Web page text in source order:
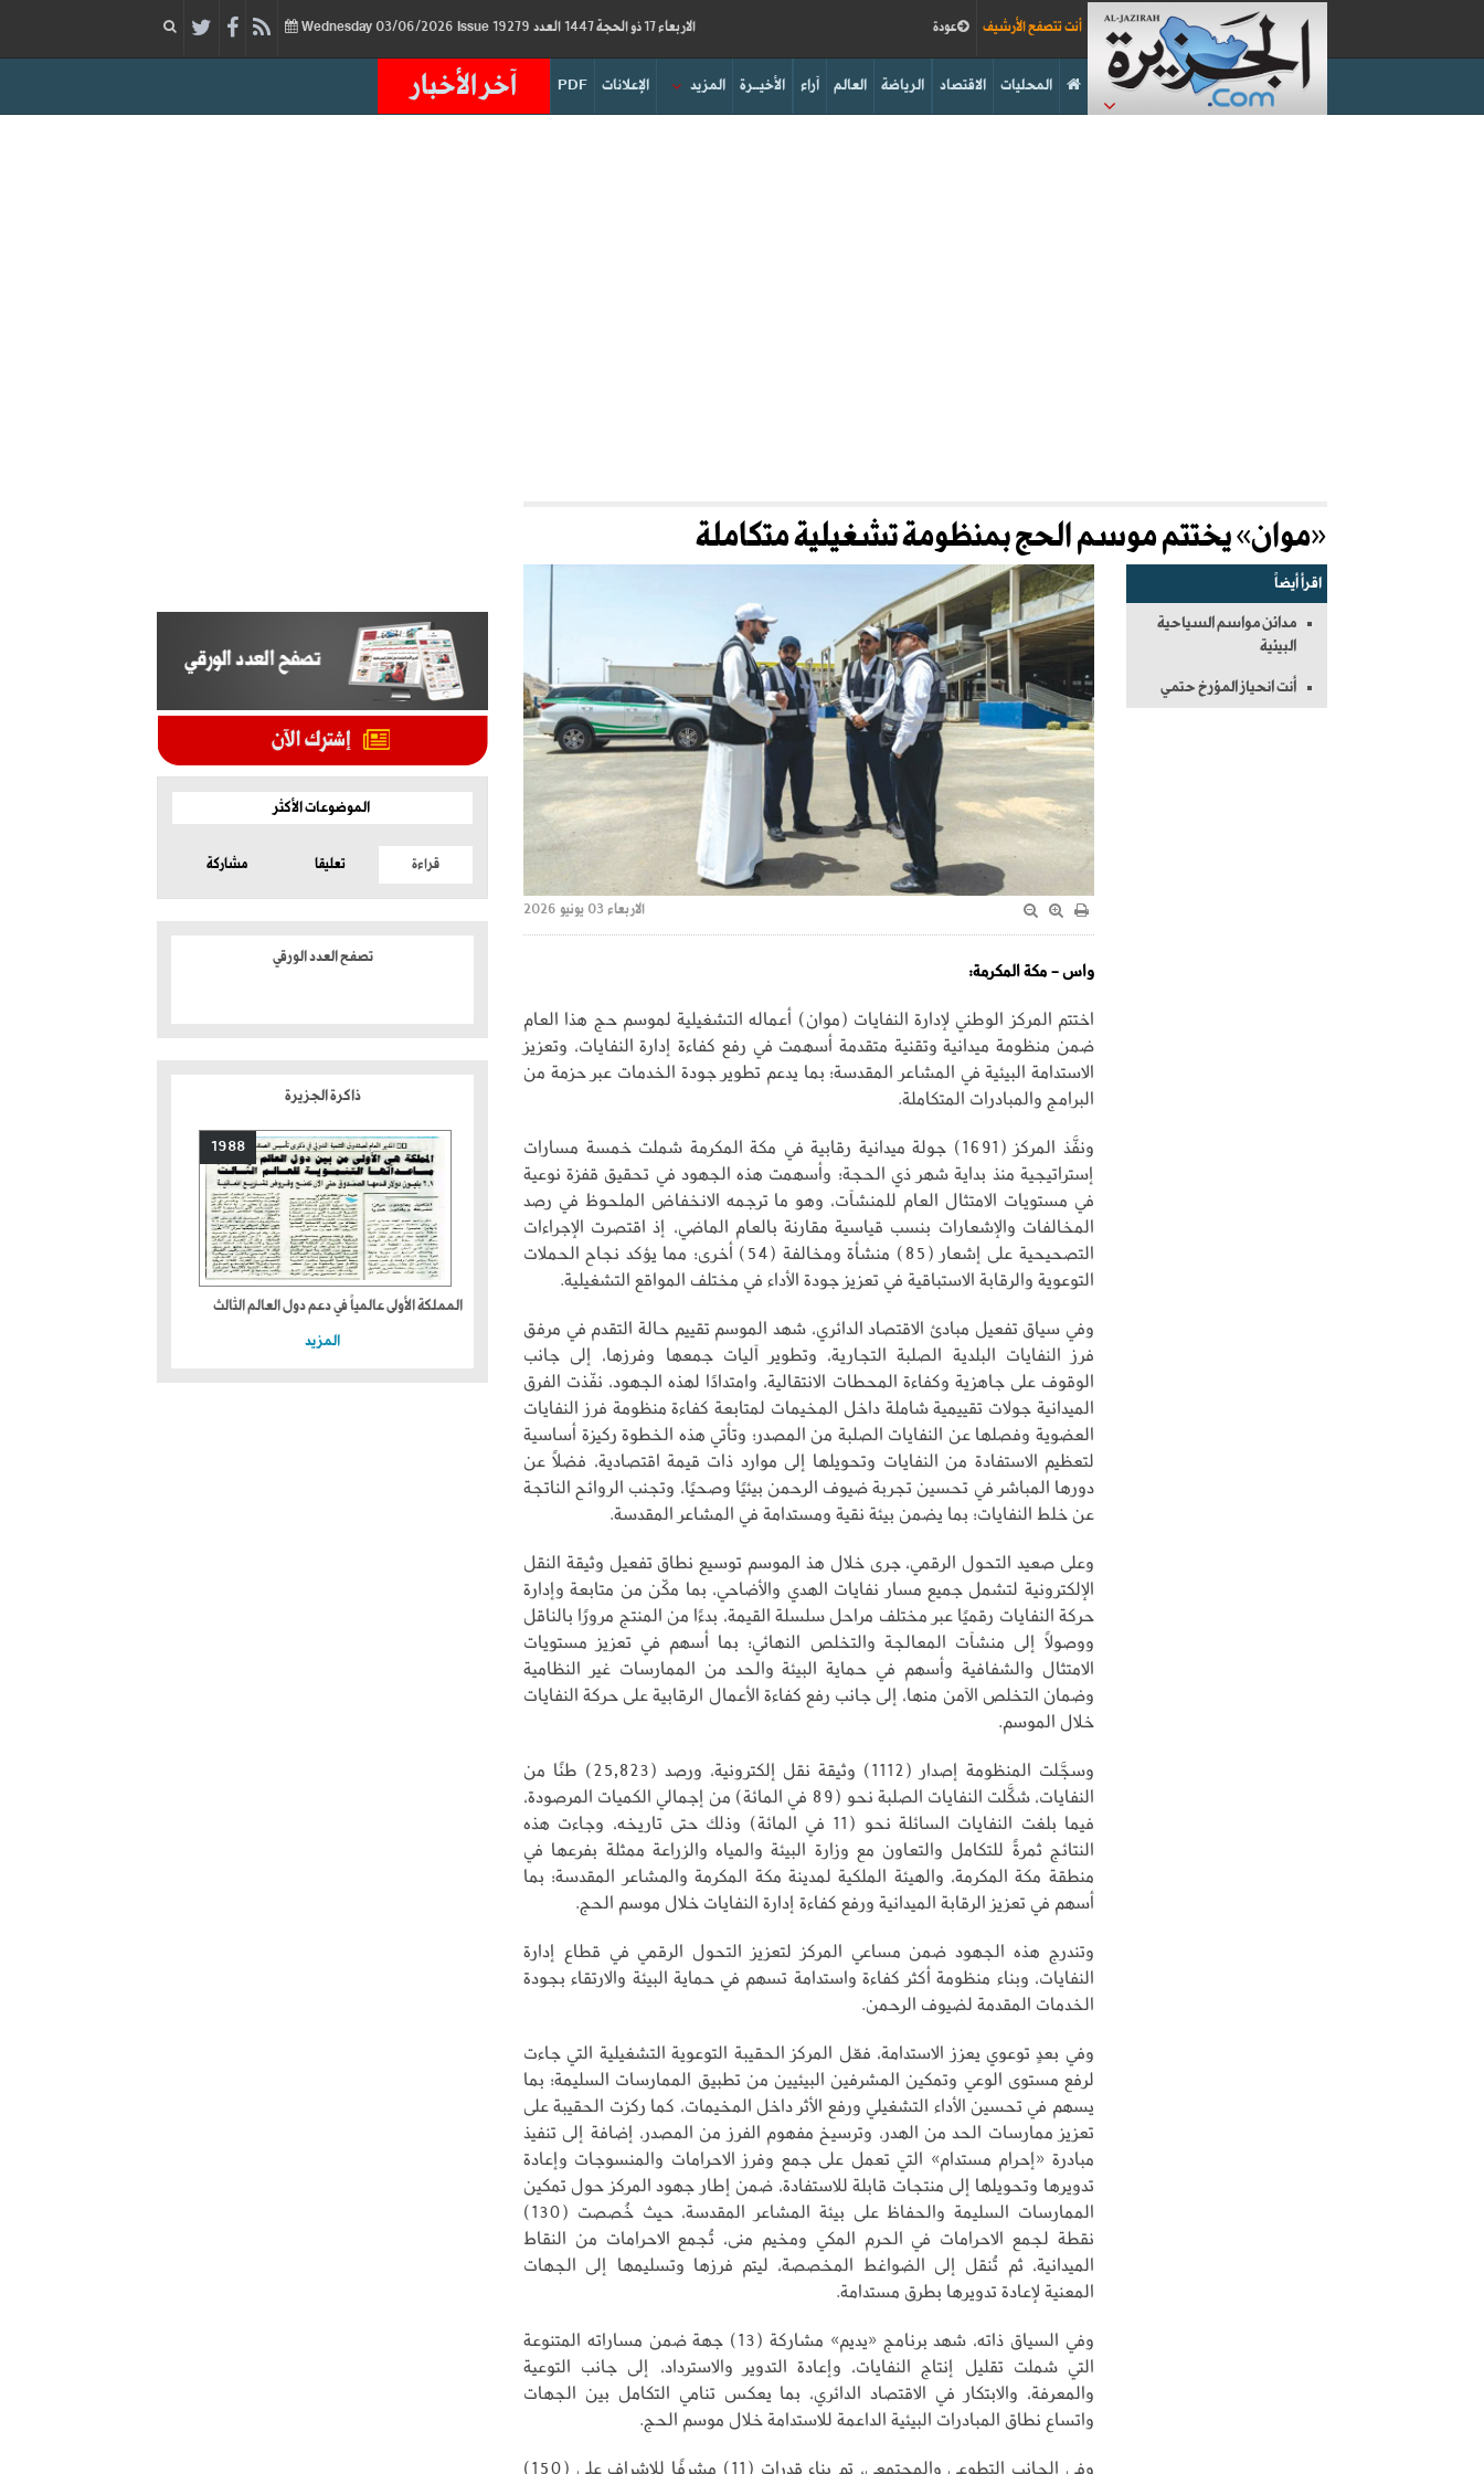
الاربعاء 17 ذو الحجة 1447 العدد 19279 03/06/2026 Issue عودة أنت تتصفح الأرشيف
آخر الأخبار PDF الإعلانات المزيد الأخيــرة آراء العالم الرياضة الاقتصاد المحليات
«موان» يختتم موسم الحج بمنظومة تشغيلية متكاملة
اقرأ أيضاً
مدائن مواسم السياحية
البيئية
أنت انحياز المؤرخ حتمي
الاربعاء 03 يونيو 2026
واس - مكة المكرمة:
اختتم المركز الوطني لإدارة النفايات (موان) أعماله التشغيلية لموسم حج هذا العام
ضمن منظومة ميدانية وتقنية متقدمة أسهمت في رفع كفاءة إدارة النفايات، وتعزيز
الاستدامة البيئية في المشاعر المقدسة؛ بما يدعم تطوير جودة الخدمات عبر حزمة من
البرامج والمبادرات المتكاملة.
ونفَّذ المركز (1691) جولة ميدانية رقابية في مكة المكرمة شملت خمسة مسارات
إستراتيجية منذ بداية شهر ذي الحجة؛ وأسهمت هذه الجهود في تحقيق قفزة نوعية
في مستويات الامتثال العام للمنشآت، وهو ما ترجمه الانخفاض الملحوظ في رصد
المخالفات والإشعارات بنسب قياسية مقارنة بالعام الماضي، إذ اقتصرت الإجراءات
التصحيحية على إشعار (85) منشأة ومخالفة (54) أخرى؛ مما يؤكد نجاح الحملات
التوعوية والرقابة الاستباقية في تعزيز جودة الأداء في مختلف المواقع التشغيلية.
وفي سياق تفعيل مبادئ الاقتصاد الدائري، شهد الموسم تقييم حالة التقدم في مرفق
فرز النفايات البلدية الصلبة التجارية، وتطوير آليات جمعها وفرزها، إلى جانب
الوقوف على جاهزية وكفاءة المحطات الانتقالية، وامتدادًا لهذه الجهود، نفّذت الفرق
الميدانية جولات تقييمية شاملة داخل المخيمات لمتابعة كفاءة منظومة فرز النفايات
العضوية وفصلها عن النفايات الصلبة من المصدر؛ وتأتي هذه الخطوة ركيزة أساسية
لتعظيم الاستفادة من النفايات وتحويلها إلى موارد ذات قيمة اقتصادية، فضلًا عن
دورها المباشر في تحسين تجربة ضيوف الرحمن بيئيًا وصحيًا، وتجنب الروائح الناتجة
عن خلط النفايات؛ بما يضمن بيئة نقية ومستدامة في المشاعر المقدسة.
وعلى صعيد التحول الرقمي، جرى خلال هذ الموسم توسيع نطاق تفعيل وثيقة النقل
الإلكترونية لتشمل جميع مسار نفايات الهدي والأضاحي، بما مكّن من متابعة وإدارة
حركة النفايات رقميًا عبر مختلف مراحل سلسلة القيمة، بدءًا من المنتج مرورًا بالناقل
ووصولًا إلى منشآت المعالجة والتخلص النهائي؛ بما أسهم في تعزيز مستويات
الامتثال والشفافية وأسهم في حماية البيئة والحد من الممارسات غير النظامية
وضمان التخلص الآمن منها، إلى جانب رفع كفاءة الأعمال الرقابية على حركة النفايات
خلال الموسم.
وسجَّلت المنظومة إصدار (1112) وثيقة نقل إلكترونية، ورصد (25,823) طنًا من
النفايات، شكَّلت النفايات الصلبة نحو (89 في المائة) من إجمالي الكميات المرصودة،
فيما بلغت النفايات السائلة نحو (11 في المائة) وذلك حتى تاريخه، وجاءت هذه
النتائج ثمرةً للتكامل والتعاون مع وزارة البيئة والمياه والزراعة ممثلة بفرعها في
منطقة مكة المكرمة، والهيئة الملكية لمدينة مكة المكرمة والمشاعر المقدسة؛ بما
أسهم في تعزيز الرقابة الميدانية ورفع كفاءة إدارة النفايات خلال موسم الحج.
وتندرج هذه الجهود ضمن مساعي المركز لتعزيز التحول الرقمي في قطاع إدارة
النفايات، وبناء منظومة أكثر كفاءة واستدامة تسهم في حماية البيئة والارتقاء بجودة
الخدمات المقدمة لضيوف الرحمن.
وفي بعدٍ توعوي يعزز الاستدامة، فعّل المركز الحقيبة التوعوية التشغيلية التي جاءت
لرفع مستوى الوعي وتمكين المشرفين البيئيين من تطبيق الممارسات السليمة؛ بما
يسهم في تحسين الأداء التشغيلي ورفع الأثر داخل المخيمات، كما ركزت الحقيبة على
تعزيز ممارسات الحد من الهدر، وترسيخ مفهوم الفرز من المصدر، إضافة إلى تنفيذ
مبادرة «إحرام مستدام» التي تعمل على جمع وفرز الاحرامات والمنسوجات وإعادة
تدويرها وتحويلها إلى منتجات قابلة للاستفادة، ضمن إطار جهود المركز حول تمكين
الممارسات السليمة والحفاظ على بيئة المشاعر المقدسة، حيث خُصصت (130)
نقطة لجمع الاحرامات في الحرم المكي ومخيم منى، تُجمع الاحرامات من النقاط
الميدانية، ثم تُنقل إلى الضواغط المخصصة، ليتم فرزها وتسليمها إلى الجهات
المعنية لإعادة تدويرها بطرق مستدامة.
وفي السياق ذاته، شهد برنامج «يديم» مشاركة (13) جهة ضمن مساراته المتنوعة
التي شملت تقليل إنتاج النفايات، وإعادة التدوير والاسترداد، إلى جانب التوعية
والمعرفة، والابتكار في الاقتصاد الدائري، بما يعكس تنامي التكامل بين الجهات
واتساع نطاق المبادرات البيئية الداعمة للاستدامة خلال موسم الحج.
وفي الجانب التطوعي والمجتمعي، تم بناء قدرات (11) مشرفًا للإشراف على (150)
الموضوعات الأكثر
قراءة تعليقا مشاركة
تصفح العدد الورقي
ذاكرة الجزيرة
1988
المملكة الأولى عالمياً في دعم دول العالم الثالث
المزيد